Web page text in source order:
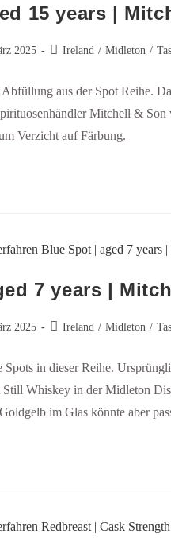
15 years |
2025 Ireland / Midleton /
aus der Spot Reihe.
Mitchell &
Verzicht auf Färbung.
7 years |
2025 Ireland / Midleton /
Spots in dieser Reihe.
Whiskey in der Midleton
im Glas könnte aber